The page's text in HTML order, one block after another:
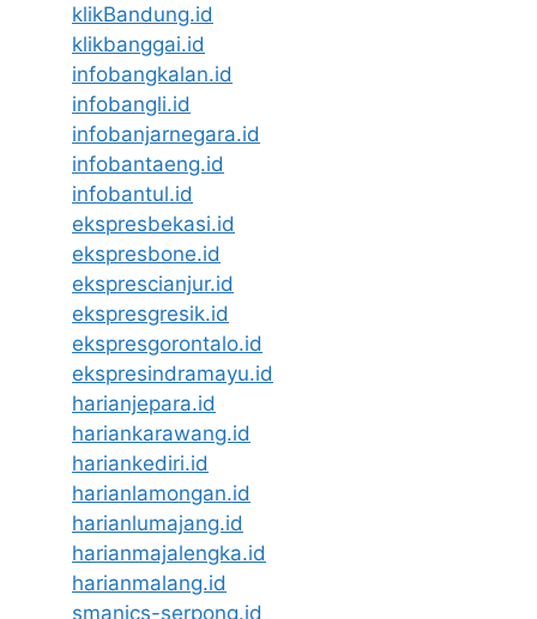
klikBandung.id
klikbanggai.id
infobangkalan.id
infobangli.id
infobanjarnegara.id
infobantaeng.id
infobantul.id
ekspresbekasi.id
ekspresbone.id
eksprescianjur.id
ekspresgresik.id
ekspresgorontalo.id
ekspresindramayu.id
harianjepara.id
hariankarawang.id
hariankediri.id
harianlamongan.id
harianlumajang.id
harianmajalengka.id
harianmalang.id
smanics-serpong.id